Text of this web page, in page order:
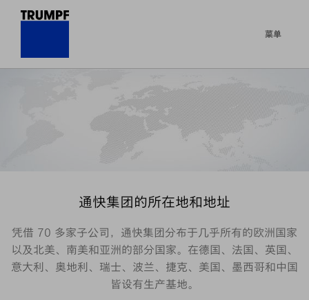
菜单
通快集团的所在地和地址
凭借 70 多家子公司，通快集团分布于几乎所有的欧洲国家
以及北美、南美和亚洲的部分国家。在德国、法国、英国、
意大利、奥地利、瑞士、波兰、捷克、美国、墨西哥和中国
皆设有生产基地。